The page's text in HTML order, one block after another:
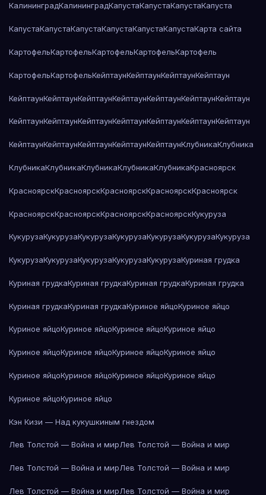
КалининградКалининградКапустаКапустаКапустаКапуста
КапустаКапустаКапустаКапустаКапустаКапустаКарта сайта
КартофельКартофельКартофельКартофельКартофель
КартофельКартофельКейптаунКейптаунКейптаунКейптаун
КейптаунКейптаунКейптаунКейптаунКейптаунКейптаунКейптаун
КейптаунКейптаунКейптаунКейптаунКейптаунКейптаунКейптаун
КейптаунКейптаунКейптаунКейптаунКейптаунКлубникаКлубника
КлубникаКлубникаКлубникаКлубникаКлубникаКрасноярск
КрасноярскКрасноярскКрасноярскКрасноярскКрасноярск
КрасноярскКрасноярскКрасноярскКрасноярскКукуруза
КукурузаКукурузаКукурузаКукурузаКукурузаКукурузаКукуруза
КукурузаКукурузаКукурузаКукурузаКукурузаКуриная грудка
Куриная грудкаКуриная грудкаКуриная грудкаКуриная грудка
Куриная грудкаКуриная грудкаКуриное яйцоКуриное яйцо
Куриное яйцоКуриное яйцоКуриное яйцоКуриное яйцо
Куриное яйцоКуриное яйцоКуриное яйцоКуриное яйцо
Куриное яйцоКуриное яйцоКуриное яйцоКуриное яйцо
Куриное яйцоКуриное яйцо
Кэн Кизи — Над кукушкиным гнездом
Лев Толстой — Война и мирЛев Толстой — Война и мир
Лев Толстой — Война и мирЛев Толстой — Война и мир
Лев Толстой — Война и мирЛев Толстой — Война и мир